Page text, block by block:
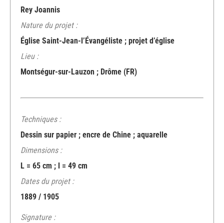
Rey Joannis
Nature du projet :
Église Saint-Jean-l’Évangéliste ; projet d’église
Lieu :
Montségur-sur-Lauzon ; Drôme (FR)
Techniques :
Dessin sur papier ; encre de Chine ; aquarelle
Dimensions :
L = 65 cm ; l = 49 cm
Dates du projet :
1889 / 1905
Signature :